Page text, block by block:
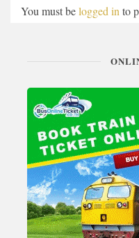
You must belogged in to